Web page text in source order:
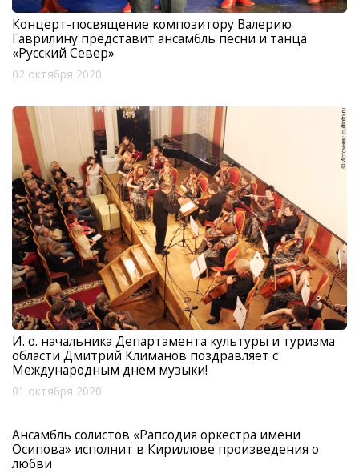
Концерт-посвящение композитору Валерию
Гаврилину представит ансамбль песни и танца
«Русский Север»
02 октября 2020
И. о. начальника Департамента культуры и туризма
области Дмитрий Климанов поздравляет с
Международным днем музыки!
01 октября 2020
Ансамбль солистов «Рапсодия оркестра имени
Осипова» исполнит в Кириллове произведения о
любви